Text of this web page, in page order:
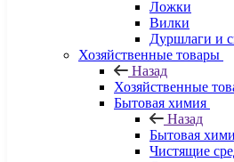
Ложки
Вилки
Дуршлаги и
Хозяйственные товары
Назад
Хозяйственные
Бытовая химия
Назад
Бытовая
Чистящие